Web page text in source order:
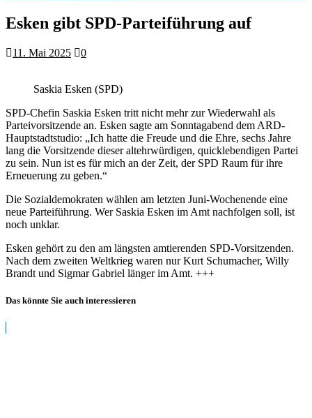
Esken gibt SPD-Parteiführung auf
11. Mai 2025 0
Saskia Esken (SPD)
SPD-Chefin Saskia Esken tritt nicht mehr zur Wiederwahl als
Parteivorsitzende an. Esken sagte am Sonntagabend dem ARD-
Hauptstadtstudio: „Ich hatte die Freude und die Ehre, sechs Jahre
lang die Vorsitzende dieser altehrwürdigen, quicklebendigen Partei
zu sein. Nun ist es für mich an der Zeit, der SPD Raum für ihre
Erneuerung zu geben.“
Die Sozialdemokraten wählen am letzten Juni-Wochenende eine
neue Parteiführung. Wer Saskia Esken im Amt nachfolgen soll, ist
noch unklar.
Esken gehört zu den am längsten amtierenden SPD-Vorsitzenden.
Nach dem zweiten Weltkrieg waren nur Kurt Schumacher, Willy
Brandt und Sigmar Gabriel länger im Amt. +++
Das könnte Sie auch interessieren